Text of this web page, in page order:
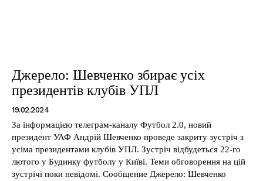
Джерело: Шевченко збирає усіх
президентів клубів УПЛ
19.02.2024
За інформацією телеграм-каналу Футбол 2.0, новий
президент УАФ Андрій Шевченко проведе закриту зустріч з
усіма президентами клубів УПЛ. Зустріч відбудеться 22-го
лютого у Будинку футболу у Київі. Теми обговорення на цій
зустрічі поки невідомі. Сообщение Джерело: Шевченко